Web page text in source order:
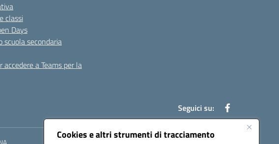
Cookies e altri strumenti di tracciamento
classi
Days
scuola secondaria
accedere a Teams per la
Seguici su: